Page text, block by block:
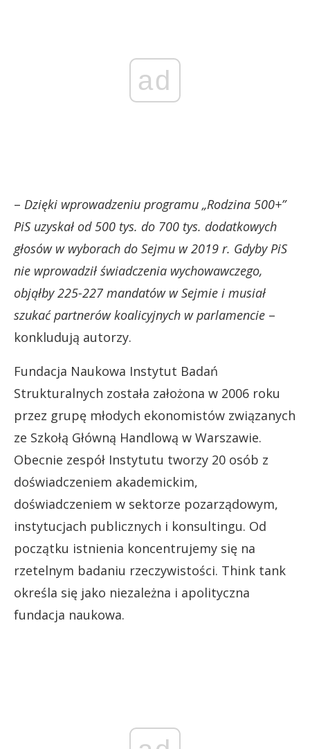
ad
– Dzięki wprowadzeniu programu „Rodzina 500+”
PiS uzyskał od 500 tys. do 700 tys. dodatkowych
głosów w wyborach do Sejmu w 2019 r. Gdyby PiS
nie wprowadził świadczenia wychowawczego,
objąłby 225-227 mandatów w Sejmie i musiał
szukać partnerów koalicyjnych w parlamencie –
konkludują autorzy.
Fundacja Naukowa Instytut Badań
Strukturalnych została założona w 2006 roku
przez grupę młodych ekonomistów związanych
ze Szkołą Główną Handlową w Warszawie.
Obecnie zespół Instytutu tworzy 20 osób z
doświadczeniem akademickim,
doświadczeniem w sektorze pozarządowym,
instytucjach publicznych i konsultingu. Od
początku istnienia koncentrujemy się na
rzetelnym badaniu rzeczywistości. Think tank
określa się jako niezależna i apolityczna
fundacja naukowa.